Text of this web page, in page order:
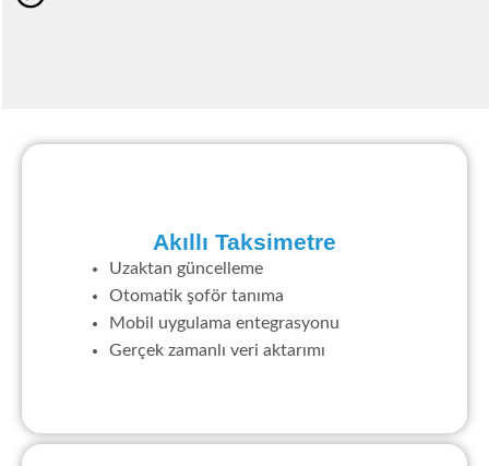
Akıllı Taksimetre
Uzaktan güncelleme
Otomatik şoför tanıma
Mobil uygulama entegrasyonu
Gerçek zamanlı veri aktarımı